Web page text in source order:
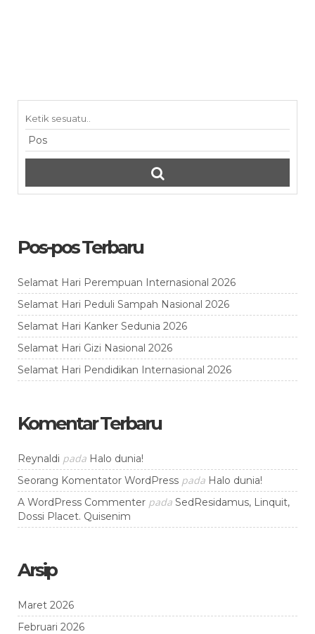
Pos-pos Terbaru
Selamat Hari Perempuan Internasional 2026
Selamat Hari Peduli Sampah Nasional 2026
Selamat Hari Kanker Sedunia 2026
Selamat Hari Gizi Nasional 2026
Selamat Hari Pendidikan Internasional 2026
Komentar Terbaru
Reynaldi pada Halo dunia!
Seorang Komentator WordPress pada Halo dunia!
A WordPress Commenter pada SedResidamus, Linquit,
Dossi Placet. Quisenim
Arsip
Maret 2026
Februari 2026